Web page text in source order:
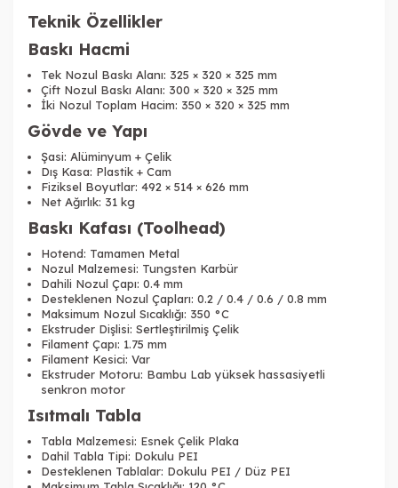
Teknik Özellikler
Baskı Hacmi
Tek Nozul Baskı Alanı: 325 × 320 × 325 mm
Çift Nozul Baskı Alanı: 300 × 320 × 325 mm
İki Nozul Toplam Hacim: 350 × 320 × 325 mm
Gövde ve Yapı
Şasi: Alüminyum + Çelik
Dış Kasa: Plastik + Cam
Fiziksel Boyutlar: 492 × 514 × 626 mm
Net Ağırlık: 31 kg
Baskı Kafası (Toolhead)
Hotend: Tamamen Metal
Nozul Malzemesi: Tungsten Karbür
Dahili Nozul Çapı: 0.4 mm
Desteklenen Nozul Çapları: 0.2 / 0.4 / 0.6 / 0.8 mm
Maksimum Nozul Sıcaklığı: 350 °C
Ekstruder Dişlisi: Sertleştirilmiş Çelik
Filament Çapı: 1.75 mm
Filament Kesici: Var
Ekstruder Motoru: Bambu Lab yüksek hassasiyetli
senkron motor
Isıtmalı Tabla
Tabla Malzemesi: Esnek Çelik Plaka
Dahil Tabla Tipi: Dokulu PEI
Desteklenen Tablalar: Dokulu PEI / Düz PEI